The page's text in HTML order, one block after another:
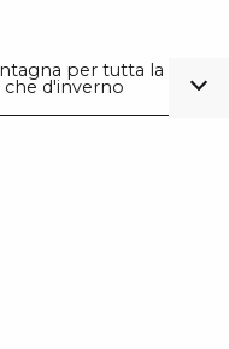
per tutta la
che d'inverno